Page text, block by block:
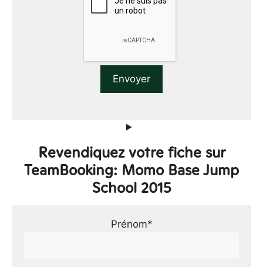
Revendiquez votre fiche sur
TeamBooking: Momo Base Jump
School 2015
Prénom*